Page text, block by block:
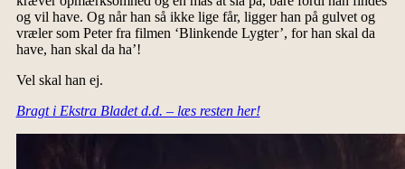
og vil have. Og når han så ikke lige får, ligger han på gulvet og
vræler som Peter fra filmen ‘Blinkende Lygter’, for han skal da
have, han skal da ha’!
Vel skal han ej.
Bragt i Ekstra Bladet d.d. – læs resten her!